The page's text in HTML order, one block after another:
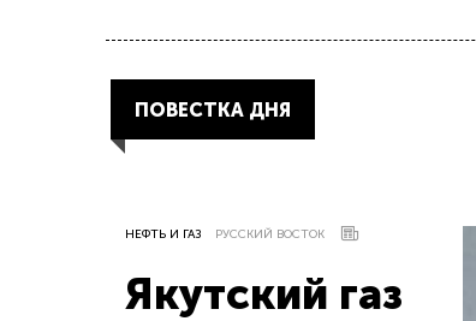
ПОВЕСТКА ДНЯ
НЕФТЬ И ГАЗ РУССКИЙ ВОСТОК
Якутский газ